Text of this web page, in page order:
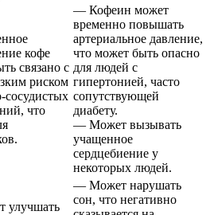
кофе
связано с
риском
сосудистых
что
— Кофеин может
временно повышать
артериальное давление,
что может быть опасно
для людей с
гипертонией, часто
сопутствующей
диабету.
— Может вызывать
учащенное
сердцебиение у
некоторых людей.
— Может нарушать
сон, что негативно